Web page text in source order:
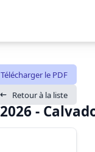
-
Télécharger le PDF
Retour à la liste